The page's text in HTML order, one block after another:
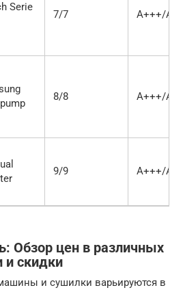
Serie
7/7 A+++/
8/8 A+++/
9/9 A+++/
Обзор цен в различных
и скидки
и сушилки варьируются в